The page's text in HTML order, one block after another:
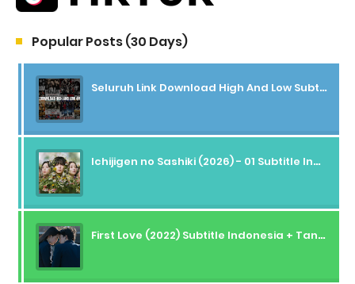
Popular Posts (30 Days)
Seluruh Link Download High And Low Subtitle Indonesia
Ichijigen no Sashiki (2026) - 01 Subtitle Indonesia
First Love (2022) Subtitle Indonesia + Tanpa Iklan + Streaming + 1080p